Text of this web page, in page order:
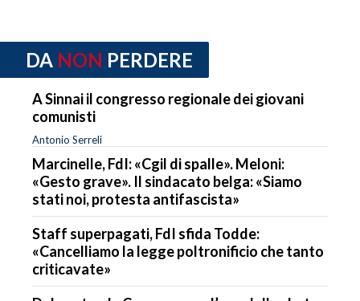
DA NON PERDERE
A Sinnai il congresso regionale dei giovani
comunisti
Antonio Serreli
Marcinelle, FdI: «Cgil di spalle». Meloni:
«Gesto grave». Il sindacato belga: «Siamo
stati noi, protesta antifascista»
Staff superpagati, FdI sfida Todde:
«Cancelliamo la legge poltronificio che tanto
criticavate»